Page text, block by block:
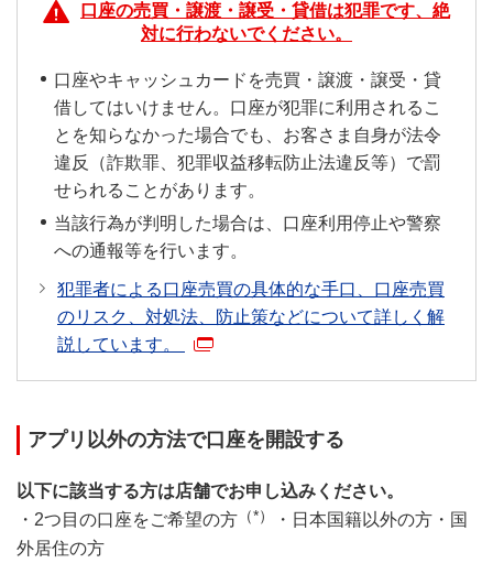
以外のカードをお持ちのお客さまはスマート口座開設
アプリでお手続きください。
口座の売買・譲渡・譲受・貸借は犯罪です、絶
対に行わないでください。
口座やキャッシュカードを売買・譲渡・譲受・貸
借してはいけません。口座が犯罪に利用されるこ
とを知らなかった場合でも、お客さま自身が法令
違反（詐欺罪、犯罪収益移転防止法違反等）で罰
せられることがあります。
当該行為が判明した場合は、口座利用停止や警察
への通報等を行います。
犯罪者による口座売買の具体的な手口、口座売買
のリスク、対処法、防止策などについて詳しく解
説しています。
アプリ以外の方法で口座を開設する
以下に該当する方は店舗でお申し込みください。
・2つ目の口座をご希望の方 （*）
・日本国籍以外の方・国
外居住の方